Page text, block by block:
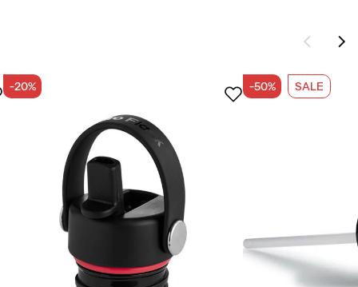
-20% -50% SALE